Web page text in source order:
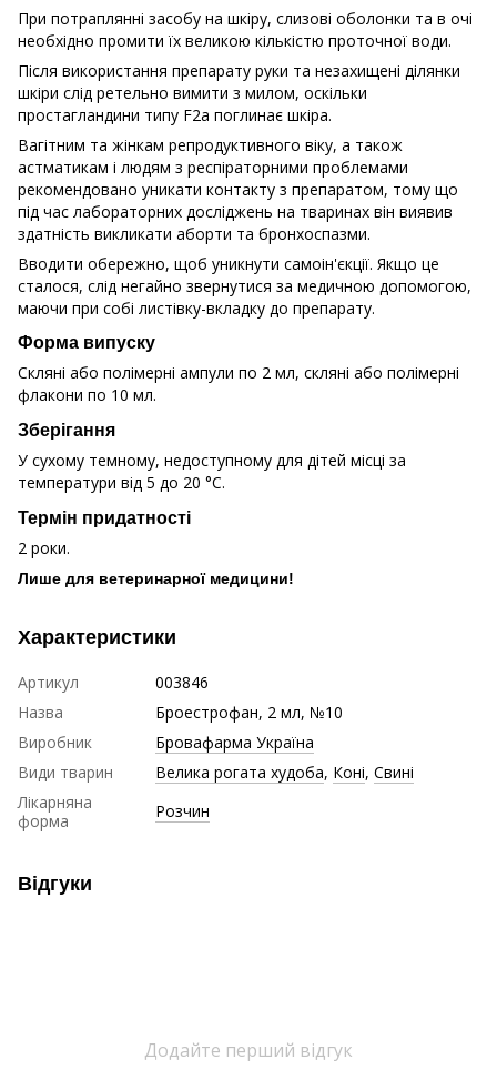
При потраплянні засобу на шкіру, слизові оболонки та в очі
необхідно промити їх великою кількістю проточної води.
Після використання препарату руки та незахищені ділянки
шкіри слід ретельно вимити з милом, оскільки
простагландини типу F2а поглинає шкіра.
Вагітним та жінкам репродуктивного віку, а також
астматикам і людям з респіраторними проблемами
рекомендовано уникати контакту з препаратом, тому що
під час лабораторних досліджень на тваринах він виявив
здатність викликати аборти та бронхоспазми.
Вводити обережно, щоб уникнути самоін'єкції. Якщо це
сталося, слід негайно звернутися за медичною допомогою,
маючи при собі листівку-вкладку до препарату.
Форма випуску
Скляні або полімерні ампули по 2 мл, скляні або полімерні
флакони по 10 мл.
Зберігання
У сухому темному, недоступному для дітей місці за
температури від 5 до 20 °C.
Термін придатності
2 роки.
Лише для ветеринарної медицини!
Характеристики
Артикул
003846
Назва
Броестрофан, 2 мл, №10
Виробник
Бровафарма Україна
Види тварин
Велика рогата худоба, Коні, Свині
Лікарняна
форма
Розчин
Відгуки
Додайте перший відгук